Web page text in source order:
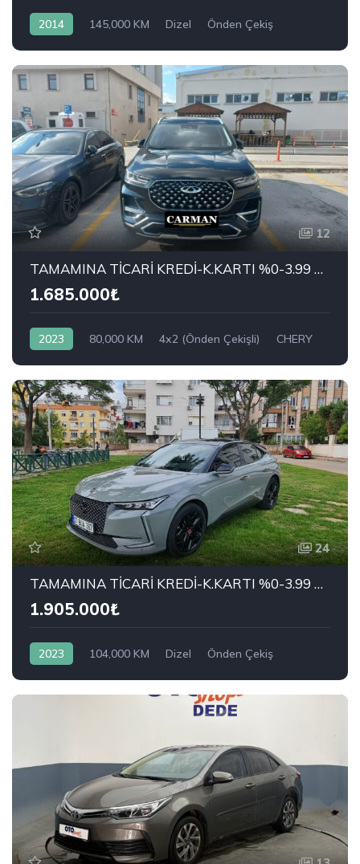
2014 145,000 KM Dizel
Önden Çekiş
12
TAMAMINA TİCARİ KREDİ-K.KARTI %0-3.99 ÇEK-2.99 SENET-ÇKS SATIŞ
1.685.000₺
2023 80,000 KM 4x2 (Önden Çekişli)
CHERY
24
TAMAMINA TİCARİ KREDİ-K.KARTI %0-3.99 ÇEK-2.99 SENET-ÇKS SATIŞ
1.905.000₺
2023 104,000 KM Dizel
Önden Çekiş